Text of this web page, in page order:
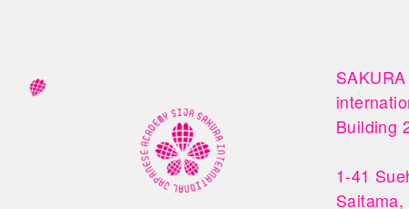
SAKURA
Building
1-41
Saitama,